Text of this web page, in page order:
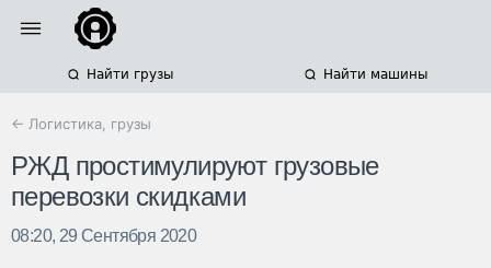
Найти грузы Найти машины
← Логистика, грузы
РЖД простимулируют грузовые
перевозки скидками
08:20, 29 Сентября 2020